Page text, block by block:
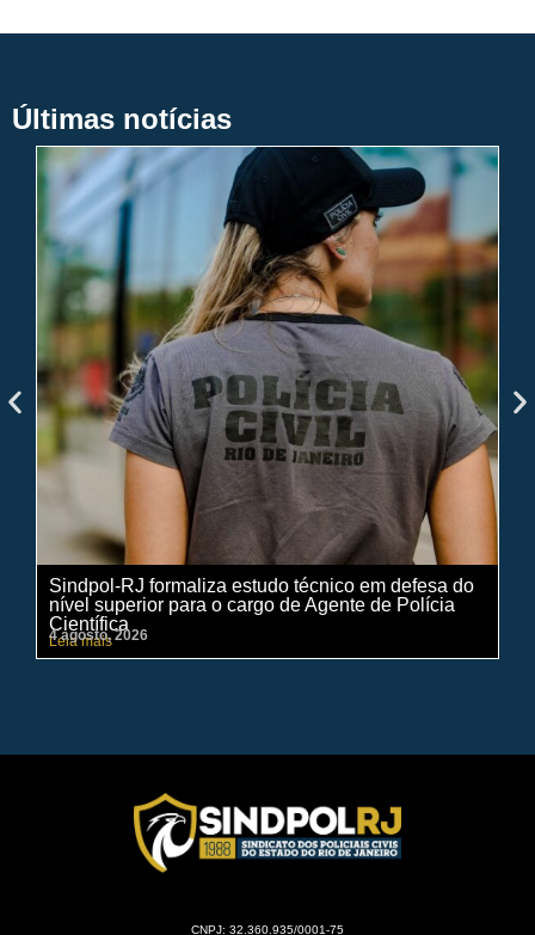
Últimas notícias
Sindpol-RJ formaliza estudo técnico em defesa do
nível superior para o cargo de Agente de Polícia
Científica
Leia mais
4 agosto, 2026
CNPJ: 32.360.935/0001-75